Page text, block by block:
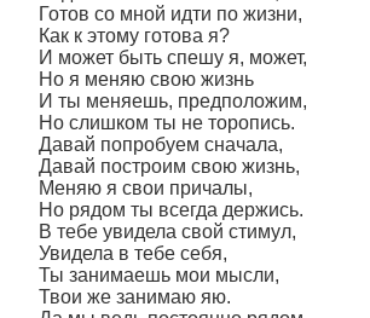
Готов со мной идти по жизни,
Как к этому готова я?
И может быть спешу я, может,
Но я меняю свою жизнь
И ты меняешь, предположим,
Но слишком ты не торопись.
Давай попробуем сначала,
Давай построим свою жизнь,
Меняю я свои причалы,
Но рядом ты всегда держись.
В тебе увидела свой стимул,
Увидела в тебе себя,
Ты занимаешь мои мысли,
Твои же занимаю яю.